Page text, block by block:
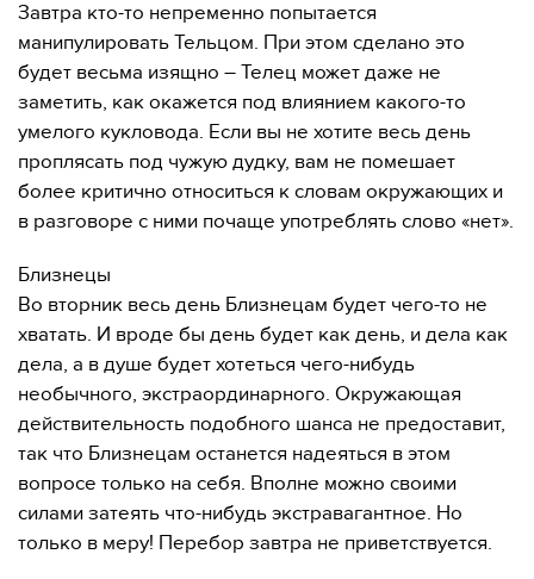
Завтра кто-то непременно попытается
манипулировать Тельцом. При этом сделано это
будет весьма изящно – Телец может даже не
заметить, как окажется под влиянием какого-то
умелого кукловода. Если вы не хотите весь день
проплясать под чужую дудку, вам не помешает
более критично относиться к словам окружающих и
в разговоре с ними почаще употреблять слово «нет».
Близнецы
Во вторник весь день Близнецам будет чего-то не
хватать. И вроде бы день будет как день, и дела как
дела, а в душе будет хотеться чего-нибудь
необычного, экстраординарного. Окружающая
действительность подобного шанса не предоставит,
так что Близнецам останется надеяться в этом
вопросе только на себя. Вполне можно своими
силами затеять что-нибудь экстравагантное. Но
только в меру! Перебор завтра не приветствуется.